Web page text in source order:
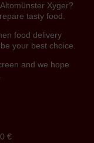
Xyger?
tasty food.
food delivery
your best choice.
and we hope
€